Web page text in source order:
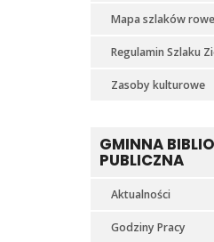
Mapa szlaków
Regulamin Szlaku
Zasoby kulturowe
GMINNA
PUBLICZNA
Aktualności
Godziny Pracy